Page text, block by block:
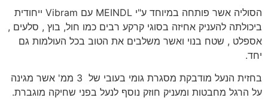
הסוליה אשר פותחה במיוחד ע"י MEINDL עם Vibram ייחודית
ביכולתה להעניק אחיזה בסוגי קרקע רבים כמו חול, בוץ , סלעים ,
אספלט , שטח בנוי ואשר משלבים את הטוב בכל העולמות גם
יחד.
בחזית הנעל מודבקת מסגרת גומי בעובי של 3 ממ' אשר מגינה
על הרגל מחבטות ומעניק חוזק נוסף לנעל בפני שחיקה מוגברת.